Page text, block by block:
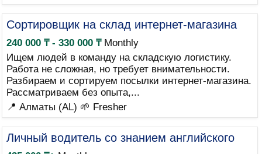
Сортировщик на склад интернет-магазина
240 000 ₸ - 330 000 ₸Monthly
Ищем людей в команду на складскую логистику.
Работа не сложная, но требует внимательности.
Разбираем и сортируем посылки интернет-магазина.
Рассматриваем без опыта,...
📍 Алматы (AL) 🌱 Fresher
Личный водитель со знанием английского